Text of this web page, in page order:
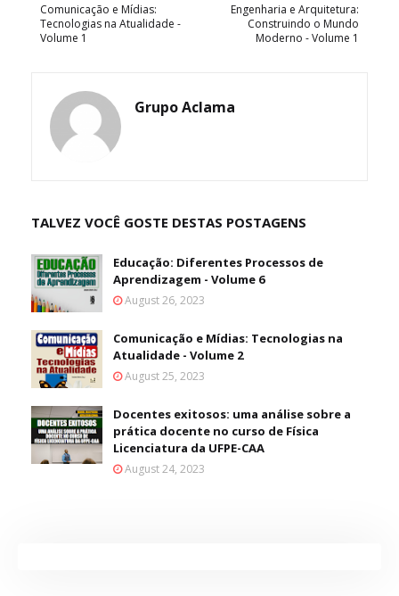
Engenharia e Arquitetura:
Construindo o Mundo
Moderno - Volume 1
Comunicação e Mídias:
Tecnologias na Atualidade -
Volume 1
Grupo Aclama
TALVEZ VOCÊ GOSTE DESTAS POSTAGENS
Educação: Diferentes Processos de
Aprendizagem - Volume 6
August 26, 2023
Comunicação e Mídias: Tecnologias na
Atualidade - Volume 2
August 25, 2023
Docentes exitosos: uma análise sobre a
prática docente no curso de Física
Licenciatura da UFPE-CAA
August 24, 2023